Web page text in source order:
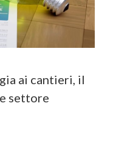
ai cantieri, il
settore